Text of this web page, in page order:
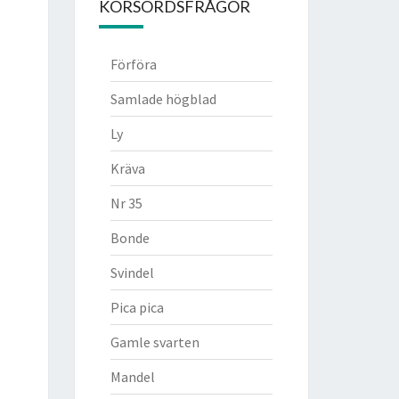
KORSORDSFRÅGOR
Förföra
Samlade högblad
Ly
Kräva
Nr 35
Bonde
Svindel
Pica pica
Gamle svarten
Mandel